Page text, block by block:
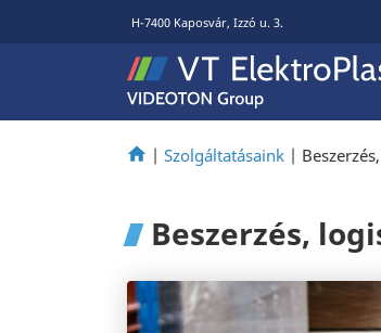
H-7400 Kaposvár, Izzó u. 3.
| Szolgáltatásaink |
Beszerzés,